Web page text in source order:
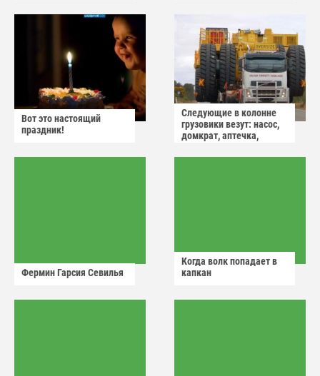
Вот это настоящий
праздник!
Следующие в колонне
грузовики везут: насос,
домкрат, аптечка,
Фермин Гарсия Севилья
Когда волк попадает в
капкан